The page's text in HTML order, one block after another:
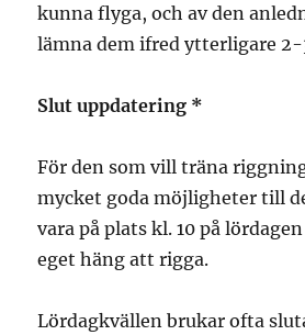
kunna flyga, och av den
lämna dem ifred ytterligare 2-
Slut uppdatering *
För den som vill träna
mycket goda möjligheter till
vara på plats kl. 10 på
eget häng att rigga.
Lördagkvällen brukar ofta